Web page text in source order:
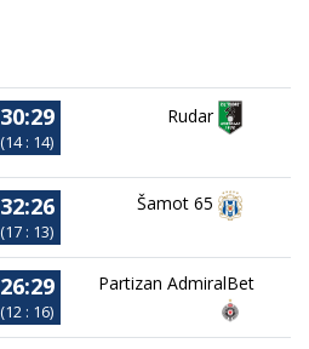
30:29
(14 : 14)
Rudar
32:26
(17 : 13)
Šamot 65
26:29
(12 : 16)
Partizan AdmiralBet